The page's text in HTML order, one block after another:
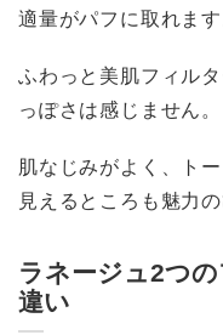
適量がパフに取れます
ふわっと美肌フィル
っぽさは感じません。
肌なじみがよく、ト
見えるところも魅力の
ラネージュ2つ
違い